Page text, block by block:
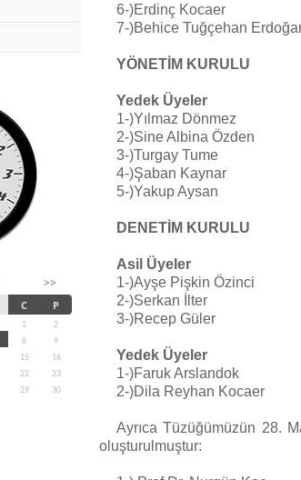
>>
C P
1
2
8
9
15
16
22
23
29
30
6-)Erdinç Kocaer
7-)Behice Tuğçehan
YÖNETİM KURULU
Yedek Üyeler
1-)Yılmaz Dönmez
2-)Sine Albina Özden
3-)Turgay Tume
4-)Şaban Kaynar
5-)Yakup Aysan
DENETİM KURULU
Asil Üyeler
1-)Ayşe Pişkin Özinci
2-)Serkan İlter
3-)Recep Güler
Yedek Üyeler
1-)Faruk Arslandok
2-)Dila Reyhan Kocaer
Ayrıca Tüzüğümüzün 28.
oluşturulmuştur: